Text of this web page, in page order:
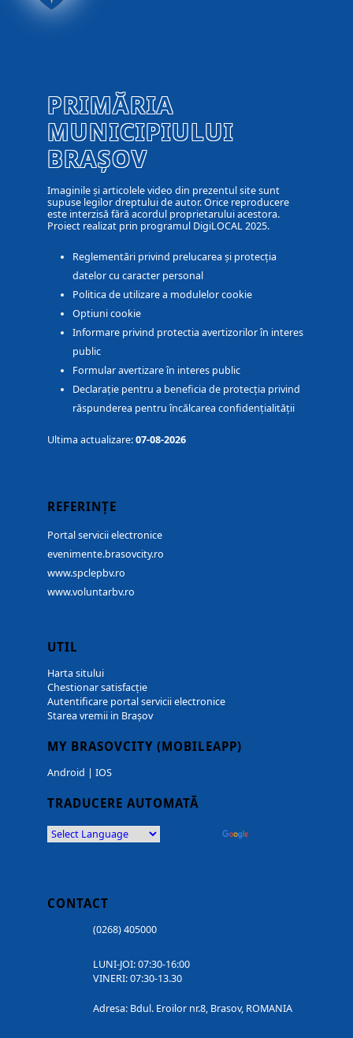
PRIMĂRIA
MUNICIPIULUI
BRAȘOV
Imaginile și articolele video din prezentul site sunt
supuse legilor dreptului de autor. Orice reproducere
este interzisă fără acordul proprietarului acestora.
Proiect realizat prin programul DigiLOCAL 2025.
Reglementări privind prelucarea și protecția
datelor cu caracter personal
Politica de utilizare a modulelor cookie
Optiuni cookie
Informare privind protectia avertizorilor în interes
public
Formular avertizare în interes public
Declarație pentru a beneficia de protecția privind
răspunderea pentru încălcarea confidențialității
Ultima actualizare:07-08-2026
REFERINȚE
Portal servicii electronice
evenimente.brasovcity.ro
www.spclepbv.ro
www.voluntarbv.ro
UTIL
Harta sitului
Chestionar satisfacție
Autentificare portal servicii electronice
Starea vremii in Brașov
MY BRASOVCITY (MOBILEAPP)
Android | IOS
TRADUCERE AUTOMATĂ
CONTACT
(0268) 405000
LUNI-JOI: 07:30-16:00
VINERI: 07:30-13.30
Adresa: Bdul. Eroilor nr.8, Brasov, ROMANIA